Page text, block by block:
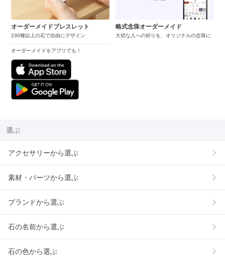
オーダーメイドブレスレット
230種以上の石で自由にデザイン
オーダーメイドをアプリでも！
略式念珠オーダーメイド
大切な人への祈りを、オリジナルの念珠に
選ぶ
アクセサリーから選ぶ
素材・パーツから選ぶ
ブランドから選ぶ
石の名前から選ぶ
石の色から選ぶ